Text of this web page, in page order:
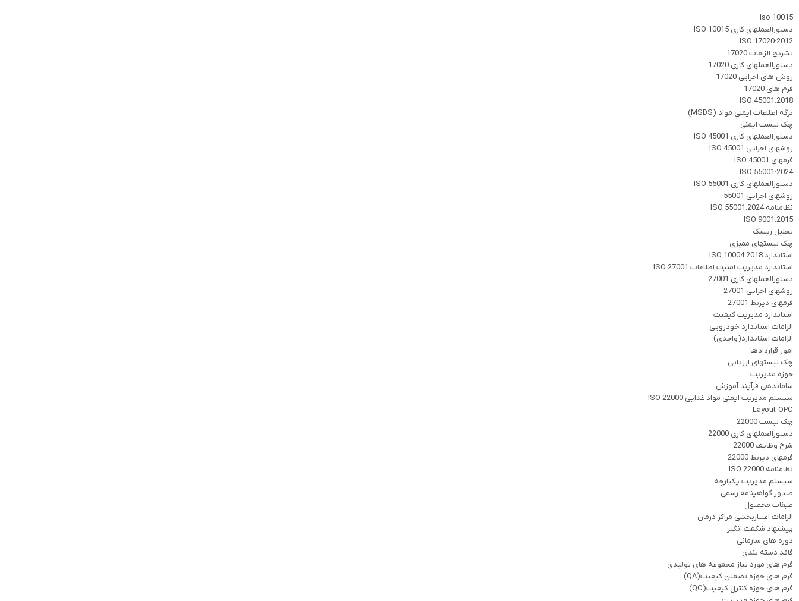
iso 10015
دستورالعملهای کاری ISO 10015
ISO 17020:2012
تشریح الزامات 17020
دستورالعملهای کاری 17020
روش های اجرایی 17020
فرم های 17020
ISO 45001:2018
برگه اطلاعات ايمني مواد (MSDS)
چک لیست ایمنی
دستورالعملهای کاری ISO 45001
روشهای اجرایی ISO 45001
فرمهای ISO 45001
ISO 55001:2024
دستورالعملهای کاری ISO 55001
روشهای اجرایی 55001
نظامنامه ISO 55001:2024
ISO 9001:2015
تحلیل ریسک
چک لیستهای ممیزی
استاندارد ISO 10004:2018
استاندارد مدیریت امنیت اطلاعات ISO 27001
دستورالعملهای کاری 27001
روشهای اجرایی 27001
فرمهای ذیربط 27001
استاندارد مدیریت کیفیت
الزامات استاندارد خودرویی
الزامات استاندارد(واحدی)
امور قراردادها
چک لیستهای ارزیابی
حوزه مدیریت
ساماندهی فرآیند آموزش
سیستم مدیریت ایمنی مواد غذایی ISO 22000
Layout-OPC
چک لیست 22000
دستورالعملهای کاری 22000
شرح وظایف 22000
فرمهای ذیربط 22000
نظامنامه ISO 22000
سیستم مدیریت یکپارچه
صدور گواهینامه رسمی
طبقات محصول
الزامات اعتباربخشی مراکز درمان
پیشنهاد شگفت انگیز
دوره های سازمانی
فاقد دسته بندی
فرم های مورد نیاز مجموعه های تولیدی
فرم های حوزه تضمین کیفیت(QA)
فرم های حوزه کنترل کیفیت(QC)